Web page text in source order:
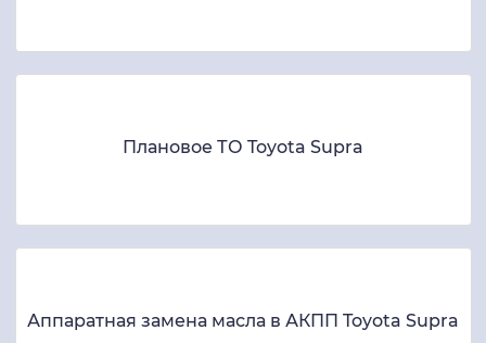
Плановое ТО Toyota Supra
Аппаратная замена масла в АКПП Toyota Supra